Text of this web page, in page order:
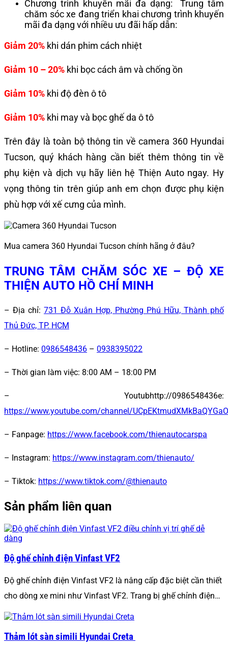
Chương trình khuyến mãi đa dạng: Trung tâm
chăm sóc xe đang triển khai chương trình khuyến
mãi đa dạng với nhiều ưu đãi hấp dẫn:
Giảm 20% khi dán phim cách nhiệt
Giảm 10 – 20% khi bọc cách âm và chống ồn
Giảm 10% khi độ đèn ô tô
Giảm 10% khi may và bọc ghế da ô tô
Trên đây là toàn bộ thông tin vềcamera 360 Hyundai
Tucson, quý khách hàng cần biết thêm thông tin về
phụ kiện và dịch vụ hãy liên hệ Thiện Auto ngay. Hy
vọng thông tin trên giúp anh em chọn được phụ kiện
phù hợp với xế cưng của mình.
Mua camera 360 Hyundai Tucson chính hãng ở đâu?
TRUNG TÂM CHĂM SÓC XE – ĐỘ XE
THIỆN AUTO HỒ CHÍ MINH
– Địa chỉ: 731 Đỗ Xuân Hợp, Phường Phú Hữu, Thành phố
Thủ Đức, TP. HCM
– Hotline: 0986548436 – 0938395022
– Thời gian làm việc: 8:00 AM – 18:00 PM
– Youtubhttp://0986548436e:
https://www.youtube.com/channel/
– Fanpage: https://www.facebook.com/thienautocarspa
– Instagram: https://www.instagram.com/thienauto/
– Tiktok: https://www.tiktok.com/@thienauto
Sản phẩm liên quan
Độ ghế chỉnh điện Vinfast VF2
Độ ghế chỉnh điện Vinfast VF2 là nâng cấp đặc biệt cần thiết
cho dòng xe mini như Vinfast VF2. Trang bị ghế chỉnh điện…
Thảm lót sàn simili Hyundai Creta